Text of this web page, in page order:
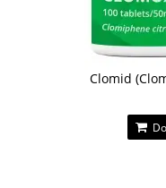
Clomid